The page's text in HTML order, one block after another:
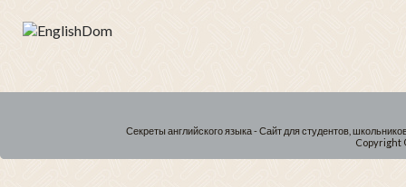
Секреты английского языка - Сайт для студентов,
Copyright